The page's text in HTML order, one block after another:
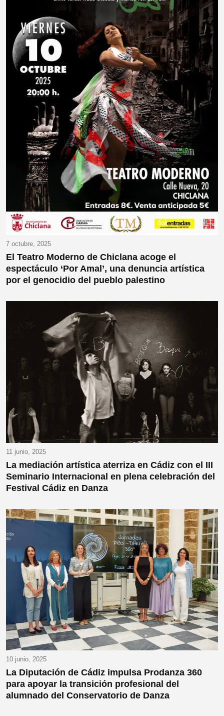
7 octubre, 2025
El Teatro Moderno de Chiclana acoge el
espectáculo ‘Por Amal’, una denuncia artística
por el genocidio del pueblo palestino
11 junio, 2025
La mediación artística aterriza en Cádiz con el III
Seminario Internacional en plena celebración del
Festival Cádiz en Danza
10 junio, 2025
La Diputación de Cádiz impulsa Prodanza 360
para apoyar la transición profesional del
alumnado del Conservatorio de Danza